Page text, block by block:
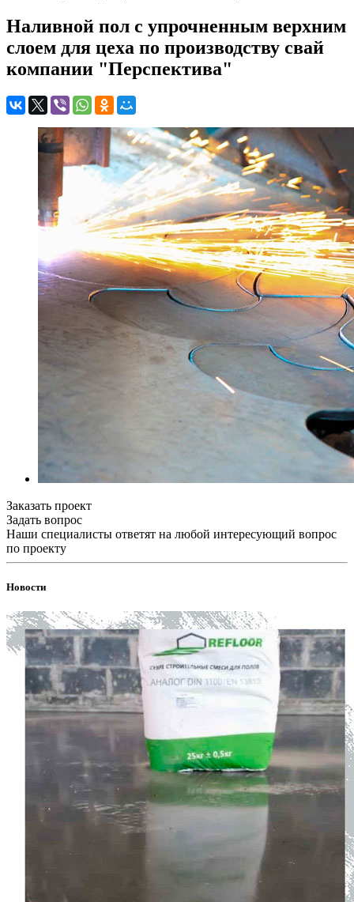
Наливной пол с упрочненным верхним
слоем для цеха по производству свай
компании "Перспектива"
Заказать проект
Задать вопрос
Наши специалисты ответят на любой интересующий вопрос
по проекту
Новости